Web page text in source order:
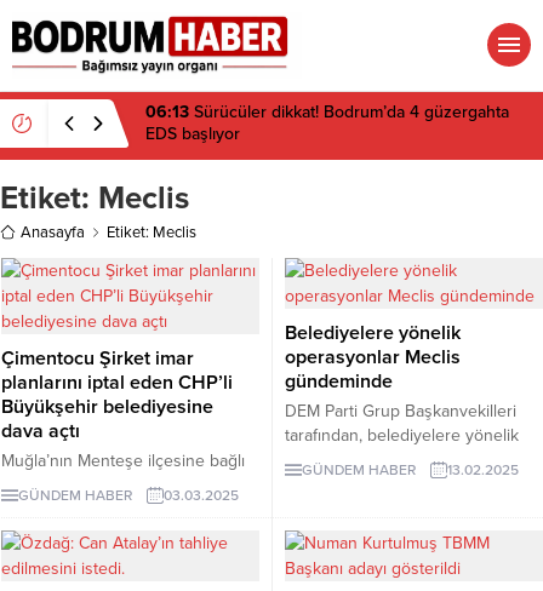
06:13 Sürücüler dikkat! Bodrum’da 4 güzergahta
EDS başlıyor
Etiket: Meclis
Anasayfa Etiket: Meclis
Çimentocu Şirket imar
planlarını iptal eden CHP’li
Büyükşehir belediyesine
dava açtı
Muğla’nın Menteşe ilçesine bağlı
Bayır ve Deştin köylerinde
yapımına başlanan çimento
fabrikasının bulunduğu bölgedeki
imar planlarını iptal eden CHP’li
GÜNDEM HABER 03.03.2025
Belediyelere yönelik
operasyonlar Meclis
gündeminde
DEM Parti Grup Başkanvekilleri
tarafından, belediyelere yönelik
yaşanan gözaltı ve hapis
cezalarına ilişkin Meclis araştırması
GÜNDEM HABER 13.02.2025